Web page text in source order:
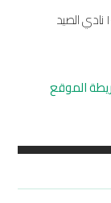
الموقع